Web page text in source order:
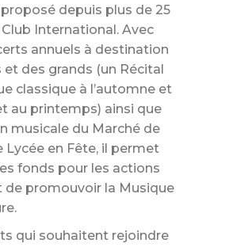
depuis plus de 25
International. Avec
annuels à destination
des grands (un Récital
classique à l’automne et
au printemps) ainsi que
musicale du Marché de
Lycée en Fête, il permet
fonds pour les actions
de promouvoir la Musique
qui souhaitent rejoindre